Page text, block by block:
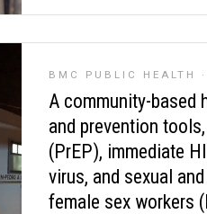
BMC PUBLIC HEALTH ·
A community-based
and prevention
(PrEP), immediate
virus, and sexual
female sex workers